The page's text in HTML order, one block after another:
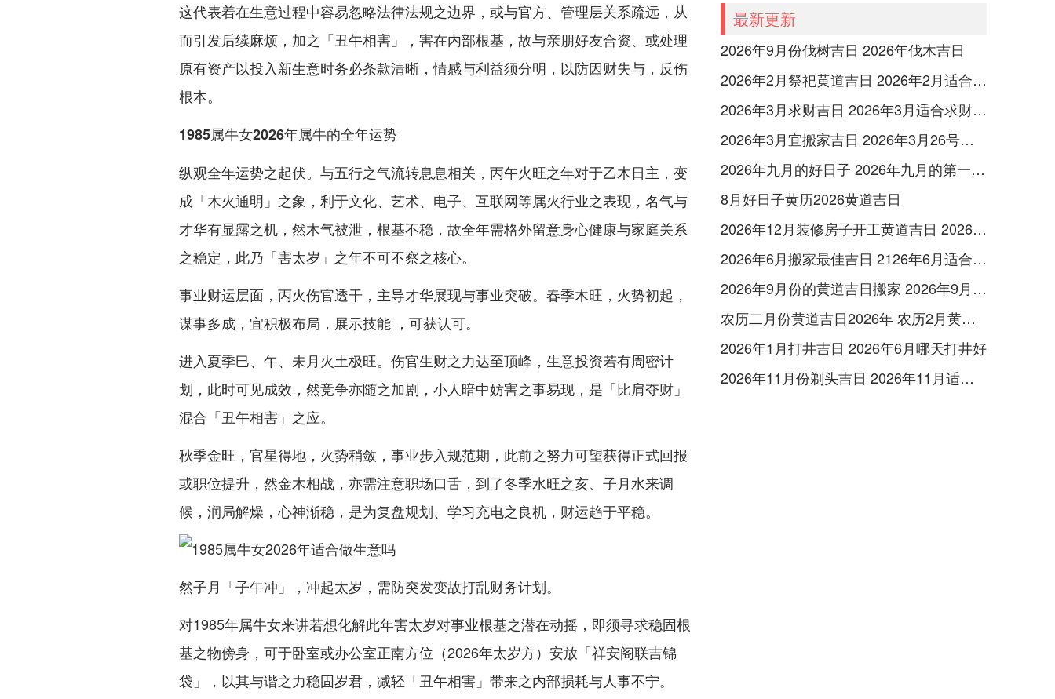
这代表着在生意过程中容易忽略法律法规之边界，或与官方、管理层关系疏远，从
而引发后续麻烦，加之「丑午相害」，害在内部根基，故与亲朋好友合资、或处理
原有资产以投入新生意时务必条款清晰，情感与利益须分明，以防因财失与，反伤
根本。
1985属牛女2026年属牛的全年运势
纵观全年运势之起伏。与五行之气流转息息相关，丙午火旺之年对于乙木日主，变
成「木火通明」之象，利于文化、艺术、电子、互联网等属火行业之表现，名气与
才华有显露之机，然木气被泄，根基不稳，故全年需格外留意身心健康与家庭关系
之稳定，此乃「害太岁」之年不可不察之核心。
事业财运层面，丙火伤官透干，主导才华展现与事业突破。春季木旺，火势初起，
谋事多成，宜积极布局，展示技能 ，可获认可。
进入夏季巳、午、未月火土极旺。伤官生财之力达至顶峰，生意投资若有周密计
划，此时可见成效，然竞争亦随之加剧，小人暗中妨害之事易现，是「比肩夺财」
混合「丑午相害」之应。
秋季金旺，官星得地，火势稍敛，事业步入规范期，此前之努力可望获得正式回报
或职位提升，然金木相战，亦需注意职场口舌，到了冬季水旺之亥、子月水来调
候，润局解燥，心神渐稳，是为复盘规划、学习充电之良机，财运趋于平稳。
然子月「子午冲」，冲起太岁，需防突发变故打乱财务计划。
对1985年属牛女来讲若想化解此年害太岁对事业根基之潜在动摇，即须寻求稳固根
基之物傍身，可于卧室或办公室正南方位（2026年太岁方）安放「祥安阁联吉锦
袋」，以其与谐之力稳固岁君，减轻「丑午相害」带来之内部损耗与人事不宁。
最新更新
2026年9月份伐树吉日 2026年伐木吉日
2026年2月祭祀黄道吉日 2026年2月适合祭奠的日子
2026年3月求财吉日 2026年3月适合求财的日子
2026年3月宜搬家吉日 2026年3月26号搬家好不好
2026年九月的好日子 2026年九月的第一个马场天是那天
8月好日子黄历2026黄道吉日
2026年12月装修房子开工黄道吉日 2026年12月装修开工吉时
2026年6月搬家最佳吉日 2126年6月适合搬家的日子
2026年9月份的黄道吉日搬家 2026年9月26日搬家吉时
农历二月份黄道吉日2026年 农历2月黄道吉日查询2026
2026年1月打井吉日 2026年6月哪天打井好
2026年11月份剃头吉日 2026年11月适合剃头